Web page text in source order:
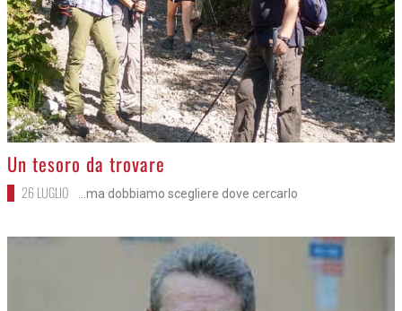
>Un tesoro da trovare
26 LUGLIO ...ma dobbiamo scegliere dove cercarlo